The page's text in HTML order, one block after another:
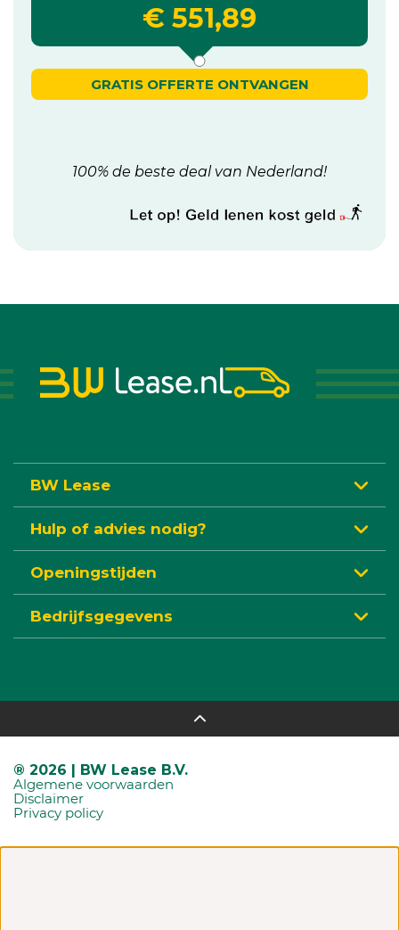
€ 551,89
GRATIS OFFERTE ONTVANGEN
100% de beste deal van Nederland!
BW Lease
Hulp of advies nodig?
Openingstijden
Bedrijfsgegevens
® 2026 | BW Lease B.V.
Algemene voorwaarden
Disclaimer
Privacy policy